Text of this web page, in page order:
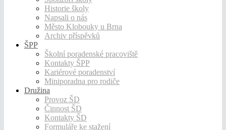
Historie školy
Napsali o nás
Město Klobouky u Brna
Archiv příspěvků
ŠPP
Školní poradenské pracoviště
Kontakty ŠPP
Kariérové poradenství
Miniporadna pro rodiče
Družina
Provoz ŠD
Činnost ŠD
Kontakty ŠD
Formuláře ke stažení